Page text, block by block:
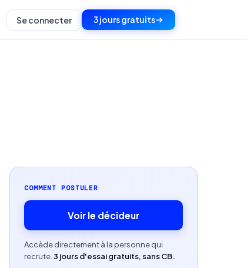
Se connecter 3 jours gratuits
COMMENT POSTULER
Voir le décideur
Accède directement à la personne qui
recrute. 3 jours d'essai gratuits, sans CB.